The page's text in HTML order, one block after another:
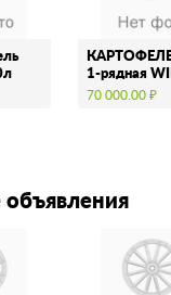
1-рядная
(Польша)
70 000.00 ₽